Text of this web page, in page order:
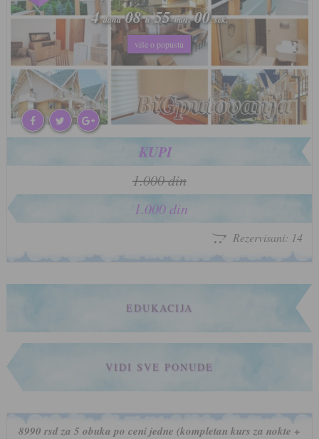
4dana 08h 54min. 57sek.
više o popustu
4dana 08h 54min. 57sek.
više o popustu
KUPI
1.000 din
1.000 din
Rezervisani: 14
EDUKACIJA
VIDI SVE PONUDE
8990 rsd za 5 obuka po ceni jedne (kompletan kurs za nokte +